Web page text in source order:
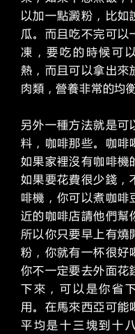
以加一點澱粉，比如
瓜。而且吃不完可以
凍，要吃的時候可
熱，而且可以拿出來
肉類，營養非常的均衡
另外一種方法就是可
料，咖啡那些。咖啡
如果家裡沒有咖啡機
如果要花費很少錢，
啡機，你可以煮咖啡
近的咖啡店請他們幫
所以你只要早上有燒
粉，你就有一杯很好
你不一定要去外面花
下來，可以是你省
用。在馬來西亞可能
平均是十三塊到十